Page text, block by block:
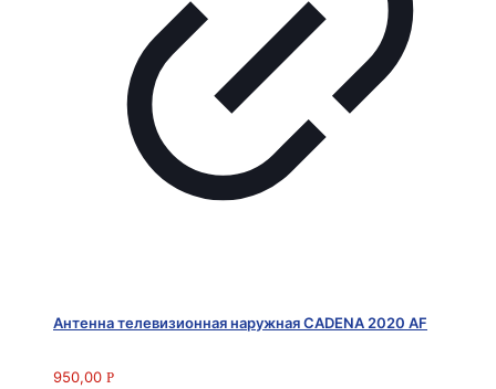
Антенна телевизионная наружная CADENA 2020 AF
950,00 Р